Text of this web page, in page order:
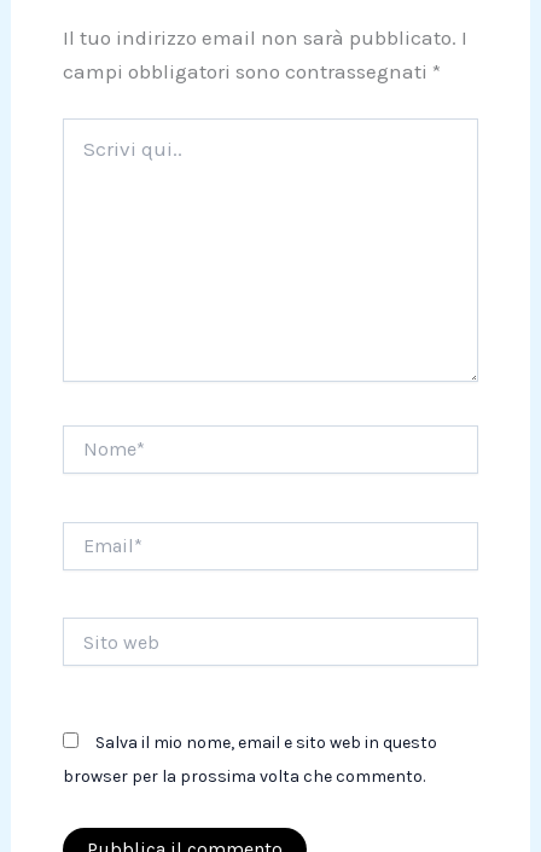
Il tuo indirizzo email non sarà pubblicato. I
campi obbligatori sono contrassegnati *
qui..
web
Salva il mio nome, email e sito web in questo
browser per la prossima volta che commento.